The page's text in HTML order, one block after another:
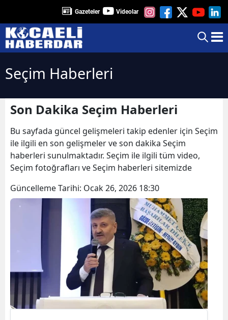
Gazeteler Videolar
Seçim Haberleri
Son Dakika Seçim Haberleri
Bu sayfada güncel gelişmeleri takip edenler için Seçim
ile ilgili en son gelişmeler ve son dakika Seçim
haberleri sunulmaktadır. Seçim ile ilgili tüm video,
Seçim fotoğrafları ve Seçim haberleri sitemizde
Güncelleme Tarihi: Ocak 26, 2026 18:30